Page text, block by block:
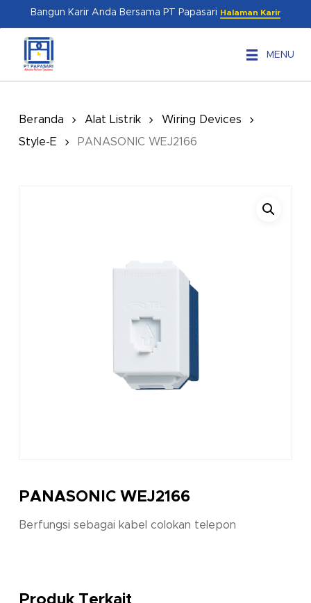
content
Bangun Karir Anda Bersama PT Papasari Halaman Karir
MENU
Beranda Alat Listrik
Wiring Devices
Style-E
PANASONIC WEJ2166
PANASONIC WEJ2166
Berfungsi sebagai kabel colokan telepon
Menu